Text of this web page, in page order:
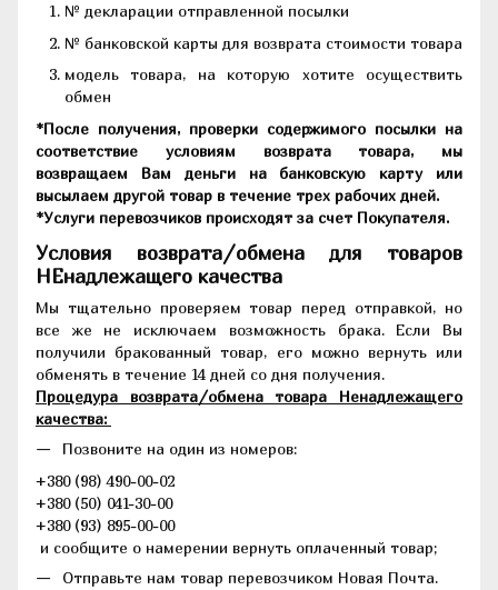
№ декларации отправленной посылки
№ банковской карты для возврата стоимости товара
модель товара, на которую хотите осуществить
обмен
*После получения, проверки содержимого посылки на
соответствие условиям возврата товара, мы
возвращаем Вам деньги на банковскую карту или
высылаем другой товар в течение трех рабочих дней.
*Услуги перевозчиков происходят за счет Покупателя.
Условия возврата/обмена для товаров
НЕнадлежащего качества
Мы тщательно проверяем товар перед отправкой, но
все же не исключаем возможность брака. Если Вы
получили бракованный товар, его можно вернуть или
обменять в течение 14 дней со дня получения.
Процедура возврата/обмена товара Ненадлежащего
качества:
Позвоните на один из номеров:
+380 (98) 490-00-02
+380 (50) 041-30-00
+380 (93) 895-00-00
и сообщите о намерении вернуть оплаченный товар;
Отправьте нам товар перевозчиком Новая Почта.